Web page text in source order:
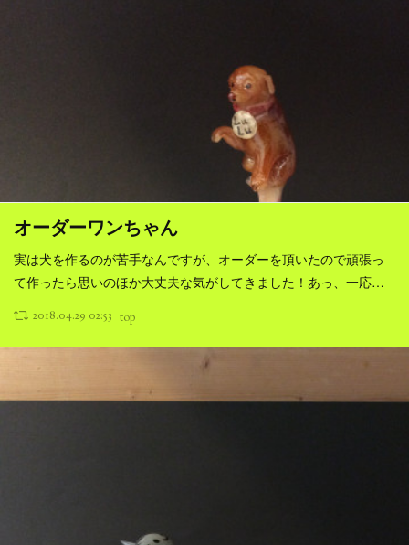
オーダーワンちゃん
実は犬を作るのが苦手なんですが、オーダーを頂いたので頑張っ
て作ったら思いのほか大丈夫な気がしてきました！あっ、一応…
2018.04.29 02:53 top